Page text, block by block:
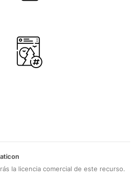
la licencia comercial de este recurso.